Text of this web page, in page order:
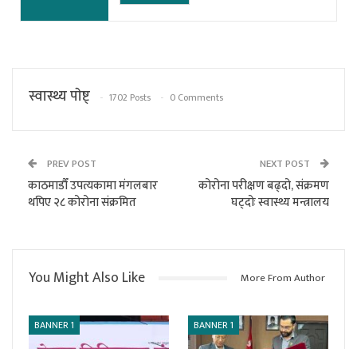
स्वास्थ्य पाेष्ट् 1702 Posts 0 Comments
PREV POST
काठमाडौँ उपत्यकामा मंगलबार
थपिए २८ कोरोना संक्रमित
NEXT POST
कोरोना परीक्षण बढ्दो, संक्रमण
घट्दोः स्वास्थ्य मन्त्रालय
You Might Also Like More From Author
BANNER 1 BANNER 1